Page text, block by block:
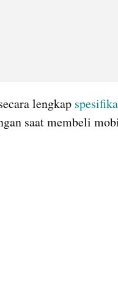
lengkap
saat membeli